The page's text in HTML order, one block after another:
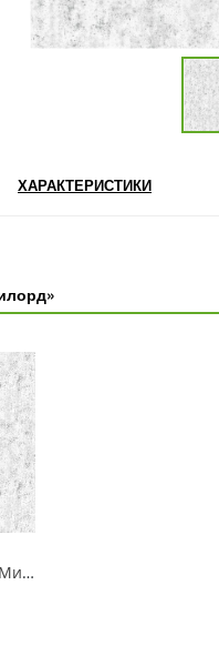
ХАРАКТЕРИСТИКИ
Обои Vilia 1499-21 Милорд